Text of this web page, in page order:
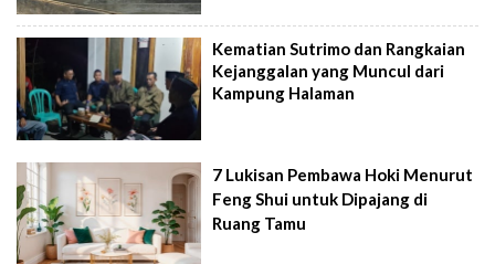
Kematian Sutrimo dan Rangkaian
Kejanggalan yang Muncul dari
Kampung Halaman
7 Lukisan Pembawa Hoki Menurut
Feng Shui untuk Dipajang di
Ruang Tamu